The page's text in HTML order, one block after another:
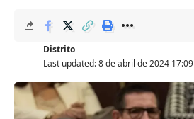
Last updated: 8 de abril de 2024 17:09
Distrito